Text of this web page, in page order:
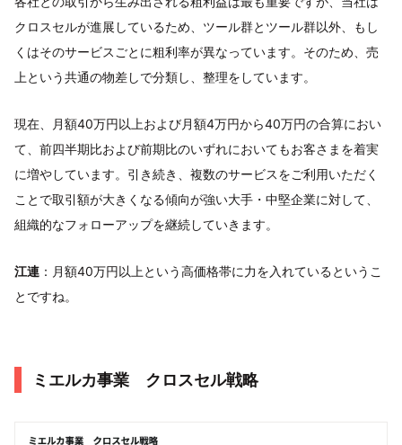
クロスセルが進展しているため、ツール群とツール群以外、もし
くはそのサービスごとに粗利率が異なっています。そのため、売
上という共通の物差しで分類し、整理をしています。
現在、月額40万円以上および月額4万円から40万円の合算におい
て、前四半期比および前期比のいずれにおいてもお客さまを着実
に増やしています。引き続き、複数のサービスをご利用いただく
ことで取引額が大きくなる傾向が強い大手・中堅企業に対して、
組織的なフォローアップを継続していきます。
江連 ：月額40万円以上という高価格帯に力を入れているというこ
とですね。
ミエルカ事業 クロスセル戦略